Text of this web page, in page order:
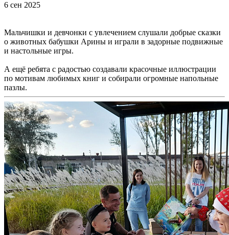
6 сен 2025
Мальчишки и девчонки с увлечением слушали добрые сказки
о животных бабушки Арины и играли в задорные подвижные
и настольные игры.
А ещё ребята с радостью создавали красочные иллюстрации
по мотивам любимых книг и собирали огромные напольные
пазлы.